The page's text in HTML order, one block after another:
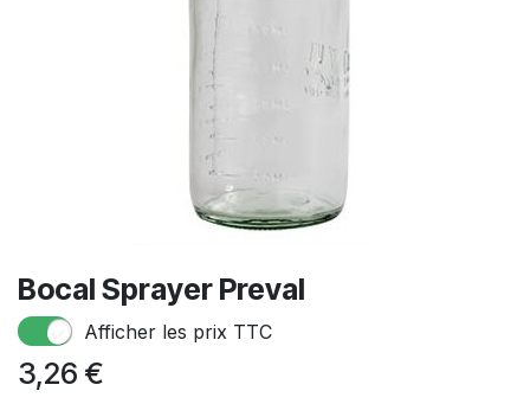
Bocal Sprayer Preval
Afficher les prix TTC
3,26 €